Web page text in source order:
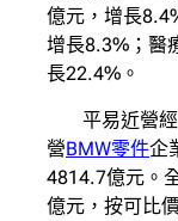
億元，增長
增長8.3%；醫
長22.4%。
平易近營
營BMW零件企
4814.7億元。
億元，按可比